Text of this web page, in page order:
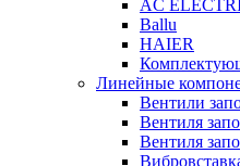
AC
Ballu
HAIER
Линейные
Вентили
Вентиля
Вентиля